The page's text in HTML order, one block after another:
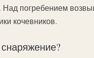
погребением
кочевников.